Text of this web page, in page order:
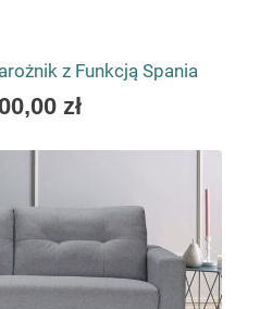
z Funkcją Spania
zł